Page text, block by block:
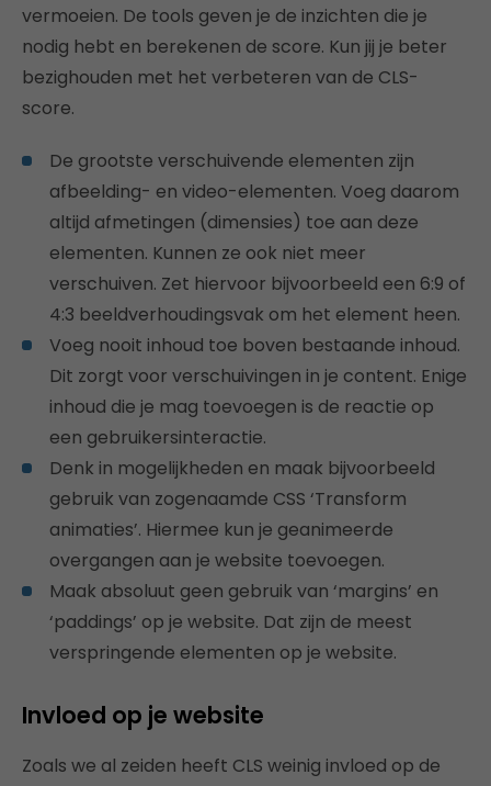
vermoeien. De tools geven je de inzichten die je
nodig hebt en berekenen de score. Kun jij je beter
bezighouden met het verbeteren van de CLS-
score.
De grootste verschuivende elementen zijn
afbeelding- en video-elementen. Voeg daarom
altijd afmetingen (dimensies) toe aan deze
elementen. Kunnen ze ook niet meer
verschuiven. Zet hiervoor bijvoorbeeld een 6:9 of
4:3 beeldverhoudingsvak om het element heen.
Voeg nooit inhoud toe boven bestaande inhoud.
Dit zorgt voor verschuivingen in je content. Enige
inhoud die je mag toevoegen is de reactie op
een gebruikersinteractie.
Denk in mogelijkheden en maak bijvoorbeeld
gebruik van zogenaamde CSS ‘Transform
animaties’. Hiermee kun je geanimeerde
overgangen aan je website toevoegen.
Maak absoluut geen gebruik van ‘margins’ en
‘paddings’ op je website. Dat zijn de meest
verspringende elementen op je website.
Invloed op je website
Zoals we al zeiden heeft CLS weinig invloed op de